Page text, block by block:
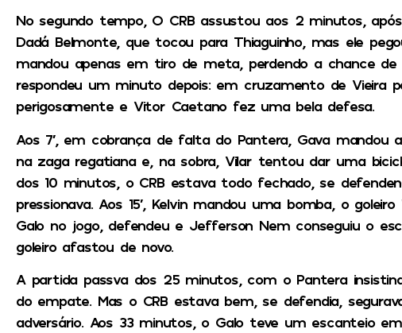
No segundo tempo, O CRB assustou aos 2 minutos,
Dadá Belmonte, que tocou para Thiaguinho, mas ele
mandou apenas em tiro de meta, perdendo a chance
respondeu um minuto depois: em cruzamento de Vieira
perigosamente e Vitor Caetano fez uma bela defesa.
Aos 7′, em cobrança de falta do Pantera, Gava mandou
na zaga regatiana e, na sobra, Vilar tentou dar uma
dos 10 minutos, o CRB estava todo fechado, se
pressionava. Aos 15′, Kelvin mandou uma bomba, o
Galo no jogo, defendeu e Jefferson Nem conseguiu o
goleiro afastou de novo.
A partida passva dos 25 minutos, com o Pantera
do empate. Mas o CRB estava bem, se defendia,
adversário. Aos 33 minutos, o Galo teve um escanteio